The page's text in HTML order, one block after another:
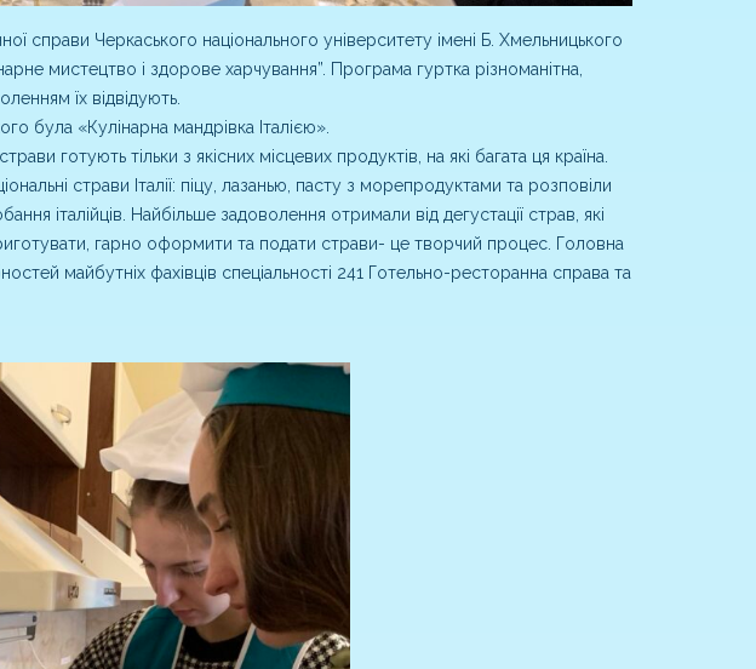
справи Черкаського національного університету імені Б. Хмельницького
мистецтво і здорове харчування”. Програма гуртка різноманітна,
їх відвідують.
була «Кулінарна мандрівка Італією».
готують тільки з якісних місцевих продуктів, на які багата ця країна.
страви Італії: піцу, лазанью, пасту з морепродуктами та розповіли
італійців. Найбільше задоволення отримали від дегустації страв, які
гарно оформити та подати страви- це творчий процес. Головна
майбутніх фахівців спеціальності 241 Готельно-ресторанна справа та